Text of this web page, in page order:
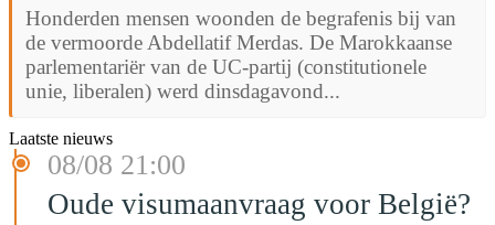
Honderden mensen woonden de begrafenis bij van
de vermoorde Abdellatif Merdas. De Marokkaanse
parlementariër van de UC-partij (constitutionele
unie, liberalen) werd dinsdagavond...
Laatste nieuws
08/08 21:00
Oude visumaanvraag voor België?